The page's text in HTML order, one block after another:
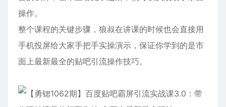
操作。
整个课程的关键步骤，狼叔在讲课的时候也会直接用
手机投屏给大家手把手实操演示，保证你学到的是市
面上最新最全的贴吧引流操作技巧。